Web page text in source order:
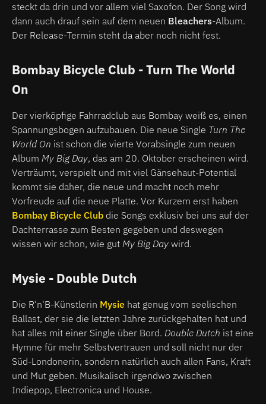
steckt da drin und vor allem viel Saxofon. Der Song wird
dann auch drauf sein auf dem neuen Bleachers-Album.
Der Release-Termin steht da aber noch nicht fest.
Bombay Bicycle Club - Turn The World
On
Der vierköpfige Fahrradclub aus Bombay weiß es, einen
Spannungsbogen aufzubauen. Die neue Single Turn The
World On ist schon die vierte Vorabsingle zum neuen
Album My Big Day, das am 20. Oktober erscheinen wird.
Verträumt, verspielt und mit viel Gänsehaut-Potential
kommt sie daher, die neue und macht noch mehr
Vorfreude auf die neue Platte. Vor Kurzem erst haben
Bombay Bicycle Club die Songs exklusiv bei uns auf der
Dachterrasse zum Besten gegeben und deswegen
wissen wir schon, wie gut My Big Day wird.
Mysie - Double Dutch
Die R'n'B-Künstlerin Mysie hat genug vom seelischen
Ballast, der sie die letzten Jahre zurückgehalten hat und
hat alles mit einer Single über Bord. Double Dutch ist eine
Hymne für mehr Selbstvertrauen und soll nicht nur der
Süd-Londonerin, sondern natürlich auch allen Fans, Kraft
und Mut geben. Musikalisch irgendwo zwischen
Indiepop, Electronica und House.